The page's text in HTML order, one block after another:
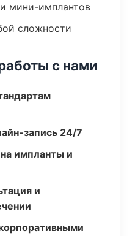
мини-имплантов
сложности
с нами
запись 24/7
импланты и
и